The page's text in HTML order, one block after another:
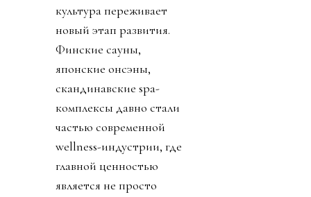
культура переживает
новый этап развития.
Финские сауны,
японские онсэны,
скандинавские spa-
комплексы давно стали
частью современной
wellness-индустрии, где
главной ценностью
является не просто